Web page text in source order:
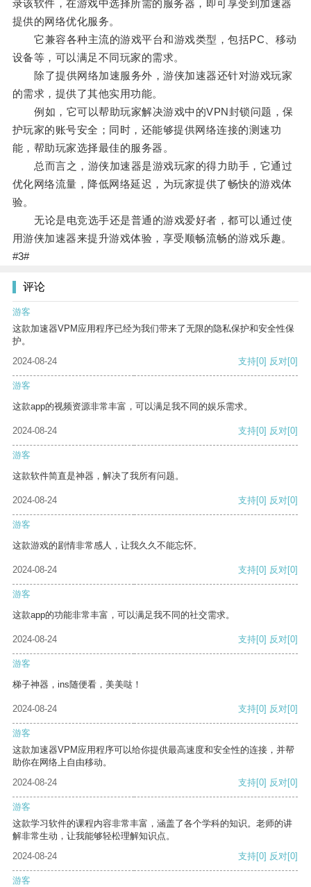
录该软件，在游戏中选择所需的服务器，即可享受到加速器
提供的网络优化服务。
它兼容各种主流的游戏平台和游戏类型，包括PC、移动
设备等，可以满足不同玩家的需求。
除了提供网络加速服务外，游侠加速器还针对游戏玩家
的需求，提供了其他实用功能。
例如，它可以帮助玩家解决游戏中的VPN封锁问题，保
护玩家的账号安全；同时，还能够提供网络连接的测速功
能，帮助玩家选择最佳的服务器。
总而言之，游侠加速器是游戏玩家的得力助手，它通过
优化网络流量，降低网络延迟，为玩家提供了畅快的游戏体
验。
无论是电竞选手还是普通的游戏爱好者，都可以通过使
用游侠加速器来提升游戏体验，享受顺畅流畅的游戏乐趣。
#3#
评论
游客
这款加速器VPM应用程序已经为我们带来了无限的隐私保护和安全性保
护。
2024-08-24
支持[0] 反对[0]
游客
这款app的视频资源非常丰富，可以满足我不同的娱乐需求。
2024-08-24 支持[0] 反对[0]
游客
这款软件简直是神器，解决了我所有问题。
2024-08-24 支持[0] 反对[0]
游客
这款游戏的剧情非常感人，让我久久不能忘怀。
2024-08-24 支持[0] 反对[0]
游客
这款app的功能非常丰富，可以满足我不同的社交需求。
2024-08-24 支持[0] 反对[0]
游客
梯子神器，ins随便看，美美哒！
2024-08-24 支持[0] 反对[0]
游客
这款加速器VPM应用程序可以给你提供最高速度和安全性的连接，并帮
助你在网络上自由移动。
2024-08-24
支持[0] 反对[0]
游客
这款学习软件的课程内容非常丰富，涵盖了各个学科的知识。老师的讲
解非常生动，让我能够轻松理解知识点。
2024-08-24
支持[0] 反对[0]
游客